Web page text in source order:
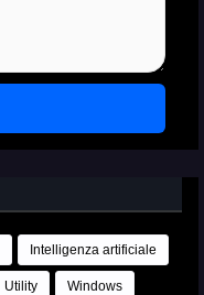
Intelligenza artificiale
Utility Windows